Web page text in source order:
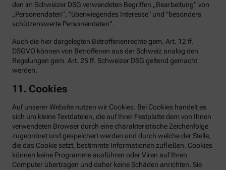
den im Schweizer DSG verwendeten Begriffen „Bearbeitung“ von
„Personendaten“, "überwiegendes Interesse" und "besonders
schützenswerte Personendaten".
Auch die hier dargelegten Betroffenenrechte gem. Art. 12 ff.
DSGVO können von Betroffenen aus der Schweiz analog den
Regelungen gem. Art. 25 ff. Schweizer DSG geltend gemacht
werden.
11. Cookies
Auf unserer Website nutzen wir Cookies. Bei Cookies handelt es
sich um kleine Textdateien, die auf Ihrer Festplatte dem von Ihnen
verwendeten Browser durch eine charakteristische Zeichenfolge
zugeordnet und gespeichert werden und durch welche der Stelle,
die das Cookie setzt, bestimmte Informationen zufließen. Cookies
können keine Programme ausführen oder Viren auf Ihren
Computer übertragen und daher keine Schäden anrichten. Sie